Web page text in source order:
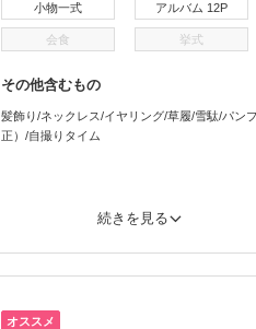
小物一式 アルバム 12P
会食 挙式
その他含むもの
髪飾り/ネックレス/イヤリング/草履/雪駄/パ
正）/自撮りタイム
続きを見る
オススメ